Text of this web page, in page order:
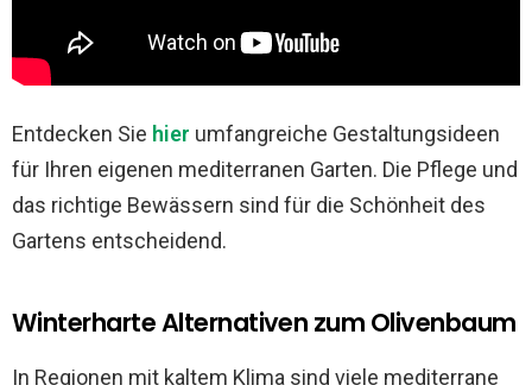
Entdecken Sie hier umfangreiche Gestaltungsideen
für Ihren eigenen mediterranen Garten. Die Pflege und
das richtige Bewässern sind für die Schönheit des
Gartens entscheidend.
Winterharte Alternativen zum Olivenbaum
In Regionen mit kaltem Klima sind viele mediterrane